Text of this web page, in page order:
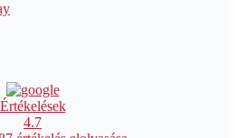
Értékelések
4.7